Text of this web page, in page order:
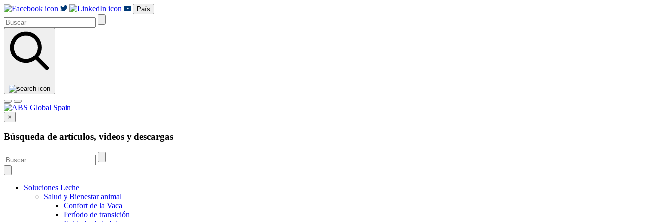
País
×
Búsqueda de artículos, videos y descargas
Soluciones Leche
Salud y Bienestar animal
Confort de la Vaca
Período de transición